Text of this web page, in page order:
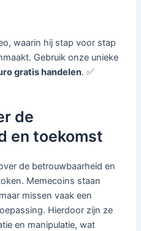
waarin hij stap voor stap
Gebruik onze unieke
gratis handelen. ✅
de
en toekomst
de betrouwbaarheid en
Memecoins staan
missen vaak een
Hierdoor zijn ze
en manipulatie, wat